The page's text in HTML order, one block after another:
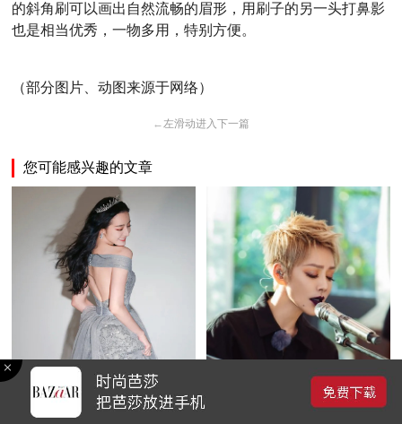
的斜角刷可以画出自然流畅的眉形，用刷子的另一头打鼻影
也是相当优秀，一物多用，特别方便。
（部分图片、动图来源于网络）
←左滑动进入下一篇
您可能感兴趣的文章
谁能告诉我，如何拥有迪丽热
巴同款绝美侧颜？
宁静和李斯丹妮说的这番话，
对每个女生都受用！